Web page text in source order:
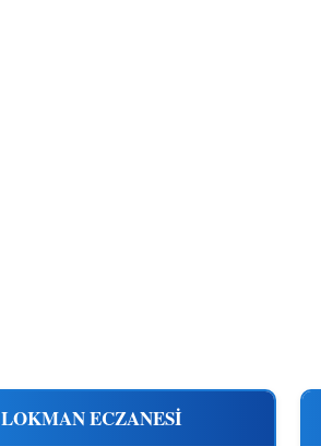
LOKMAN ECZANESİ